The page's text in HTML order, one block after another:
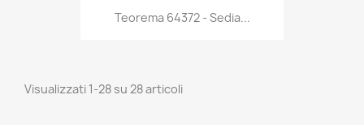
Anteprima
Teorema 64372 - Sedia...
Visualizzati 1-28 su 28 articoli